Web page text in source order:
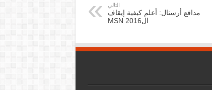
التالي
مدافع أرسنال: أعلم كيفية إيقاف
الMSN 2016